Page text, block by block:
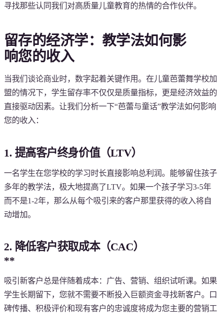
寻找那些认同我们对高质量儿童教育的热情的合作伙伴。
留存的经济学：教学法如何影
响您的收入
当我们谈论商业时，数字起着关键作用。在儿童芭蕾舞学校加
盟的情况下，学生留存率不仅仅是质量指标，更是经济效益的
直接驱动因素。让我们分析一下“芭蕾与童话”教学法如何影响
您的收入：
1. 提高客户终身价值（LTV）
一名学生在您学校的学习时长直接影响总利润。能够留住孩子
多年的教学法，极大地提高了LTV。如果一个孩子学习3-5年
而不是1-2年，那么从每个吸引来的客户那里获得的收入将自
动增加。
2. 降低客户获取成本（CAC）
**
吸引新客户总是伴随着成本：广告、营销、组织试听课。如果
学生长期留下，您就不需要不断投入巨额资金寻找新客户。口
碑传播、积极评价和现有客户的忠诚度将成为您主要的营销工